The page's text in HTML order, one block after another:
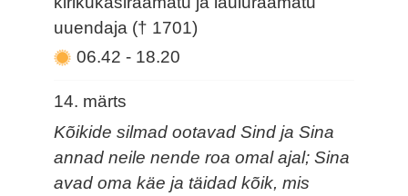
uuendaja († 1701)
06.42- 18.20
14. märts
Kõikide silmad ootavad Sind ja Sina
annad neile nende roa omal ajal; Sina
avad oma käe ja täidad kõik, mis